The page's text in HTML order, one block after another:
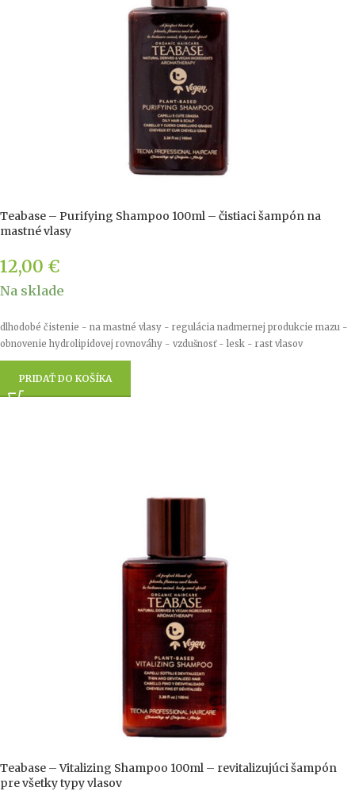
Teabase – Purifying Shampoo 100ml – čistiaci šampón na
mastné vlasy
12,00 €
Na sklade
dlhodobé čistenie - na mastné vlasy - regulácia nadmernej produkcie mazu -
obnovenie hydrolipidovej rovnováhy - vzdušnosť - lesk - rast vlasov
PRIDAŤ DO KOŠÍKA
Teabase – Vitalizing Shampoo 100ml – revitalizujúci šampón
pre všetky typy vlasov